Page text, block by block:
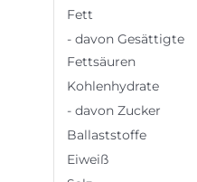
Fett
- davon Gesättigte
Fettsäuren
Kohlenhydrate
- davon Zucker
Ballaststoffe
Eiweiß